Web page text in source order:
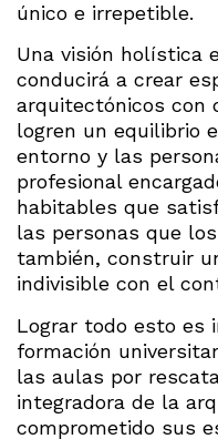
único e irrepetible.
Una visión holística
conducirá a crear
arquitectónicos con
logren un equilibrio
entorno y las
profesional
habitables que
las personas que
también, construir
indivisible con el
Lograr todo esto es
formación
las aulas por
integradora de la
comprometido sus